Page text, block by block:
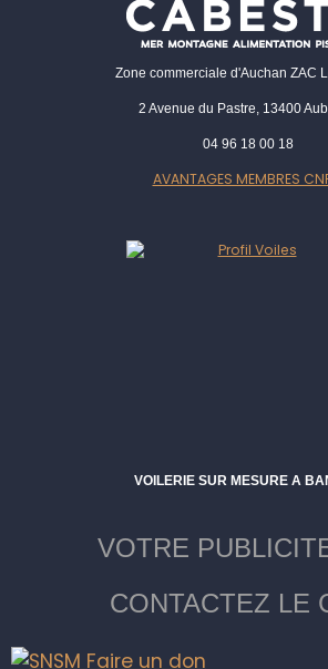
Zone commerciale d'Auchan ZAC
2 Avenue du Pastre, 13400
04 96 18 00 18
AVANTAGES MEMBRES
VOILERIE SUR MESURE A
VOTRE
CONTACTEZ LE